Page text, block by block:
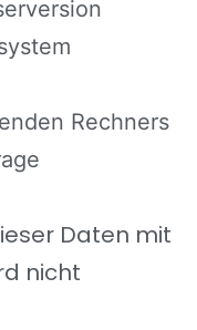
Rechners
Daten mit
nicht